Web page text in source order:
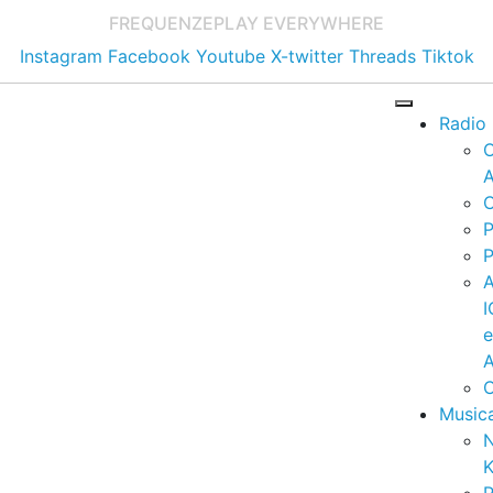
FREQUENZEPLAY EVERYWHERE
Instagram Facebook Youtube X-twitter Threads Tiktok
Radio
e